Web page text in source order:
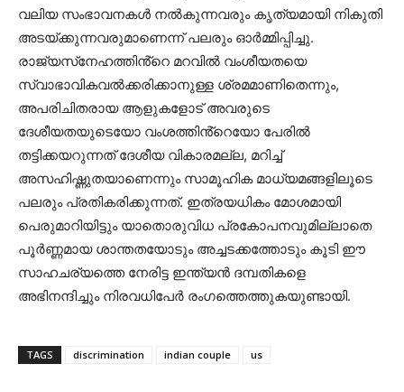
വലിയ സംഭാവനകൾ നൽകുന്നവരും കൃത്യമായി നികുതി
അടയ്ക്കുന്നവരുമാണെന്ന് പലരും ഓർമ്മിപ്പിച്ചു.
രാജ്യസ്‌നേഹത്തിൻ്റെ മറവിൽ വംശീയതയെ
സ്വാഭാവികവൽക്കരിക്കാനുള്ള ശ്രമമാണിതെന്നും,
അപരിചിതരായ ആളുകളോട് അവരുടെ
ദേശീയതയുടെയോ വംശത്തിൻ്റെയോ പേരിൽ
തട്ടിക്കയറുന്നത് ദേശീയ വികാരമല്ല, മറിച്ച്
അസഹിഷ്ണുതയാണെന്നും സാമൂഹിക മാധ്യമങ്ങളിലൂടെ
പലരും പ്രതികരിക്കുന്നത്. ഇത്രയധികം മോശമായി
പെരുമാറിയിട്ടും യാതൊരുവിധ പ്രകോപനവുമില്ലാതെ
പൂർണ്ണമായ ശാന്തതയോടും അച്ചടക്കത്തോടും കൂടി ഈ
സാഹചര്യത്തെ നേരിട്ട ഇന്ത്യൻ ദമ്പതികളെ
അഭിനന്ദിച്ചും നിരവധിപേർ രംഗത്തെത്തുകയുണ്ടായി.
TAGS discrimination indian couple us